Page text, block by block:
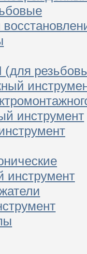
(для
инструмент
инструмент